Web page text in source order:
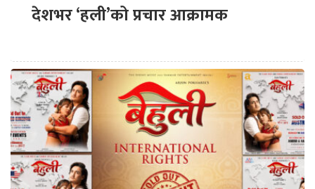
देशभर ‘हली’को प्रचार आक्रामक